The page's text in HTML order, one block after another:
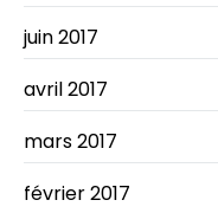
juin 2017
avril 2017
mars 2017
février 2017